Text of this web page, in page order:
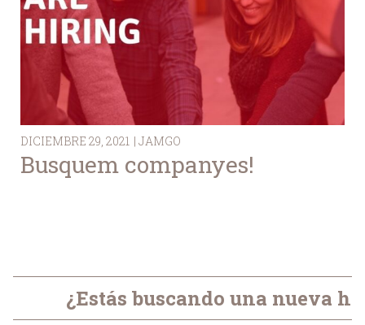
DICIEMBRE 29, 2021 | JAMGO
Busquem companyes!
¿Estás buscando una nueva